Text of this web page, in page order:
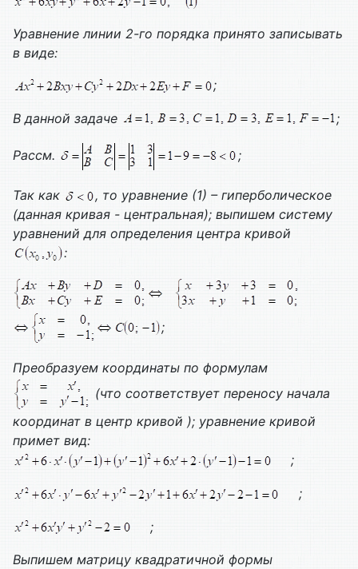
Уравнение линии 2-го порядка принято записывать
в виде:
;
В данной задаче ;
Рассм. ;
Так как
, то уравнение (1) – гиперболическое
(данная кривая - центральная); выпишем систему
уравнений для определения центра кривой
:
;
Преобразуем координаты по формулам
(что соответствует переносу начала
координат в центр кривой ); уравнение кривой
примет вид:
;
;
;
Выпишем матрицу квадратичной формы